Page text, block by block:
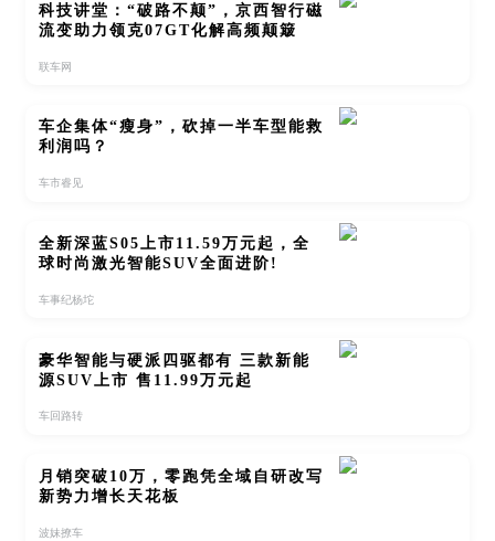
科技讲堂：“破路不颠”，京西智行磁
流变助力领克07GT化解高频颠簸
联车网
车企集体“瘦身”，砍掉一半车型能救
利润吗？
车市睿见
全新深蓝S05上市11.59万元起，全
球时尚激光智能SUV全面进阶!
车事纪杨坨
豪华智能与硬派四驱都有 三款新能
源SUV上市 售11.99万元起
车回路转
月销突破10万，零跑凭全域自研改写
新势力增长天花板
波妹撩车